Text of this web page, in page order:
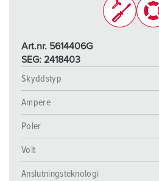
Art.nr. 5614406G
SEG: 2418403
Skyddstyp
Ampere
Poler
Volt
Anslutningsteknologi